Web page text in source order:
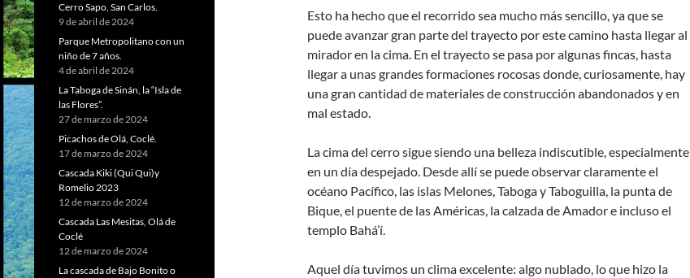
Esto ha hecho que el recorrido sea mucho más sencillo, ya que se
puede avanzar gran parte del trayecto por este camino hasta llegar al
mirador en la cima. En el trayecto se pasa por algunas fincas, hasta
llegar a unas grandes formaciones rocosas donde, curiosamente, hay
una gran cantidad de materiales de construcción abandonados y en
mal estado.
La cima del cerro sigue siendo una belleza indiscutible, especialmente
en un día despejado. Desde allí se puede observar claramente el
océano Pacífico, las islas Melones, Taboga y Taboguilla, la punta de
Bique, el puente de las Américas, la calzada de Amador e incluso el
templo Bahá’í.
Aquel día tuvimos un clima excelente: algo nublado, lo que hizo la
Cerro Sapo, San Carlos.
9 de abril de 2024
Parque Metropolitano con un
niño de 7 años.
4 de abril de 2024
La Taboga de Sinán, la “Isla de
las Flores”.
27 de marzo de 2024
Picachos de Olá, Coclé.
17 de marzo de 2024
Cascada Kiki (Qui Qui)y
Romelio 2023
12 de marzo de 2024
Cascada Las Mesitas, Olá de
Coclé
12 de marzo de 2024
La cascada de Bajo Bonito o